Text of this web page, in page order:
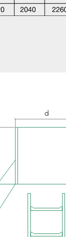
d